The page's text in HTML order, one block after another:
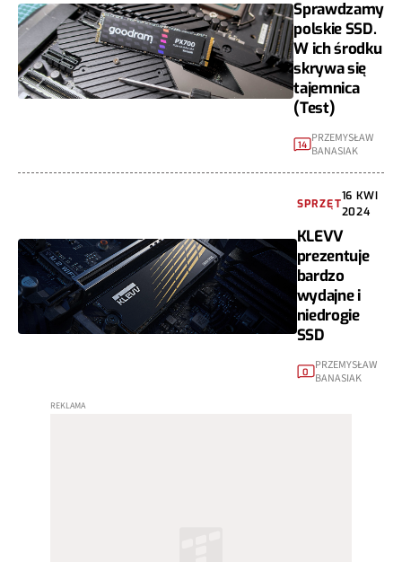
Sprawdzamy
polskie SSD.
W ich środku
skrywa się
tajemnica
(Test)
14 PRZEMYSŁAW
BANASIAK
SPRZĘT
16 KWI
2024
KLEVV
prezentuje
bardzo
wydajne i
niedrogie
SSD
0 PRZEMYSŁAW
BANASIAK